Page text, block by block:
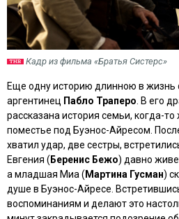
Кадр из фильма «Братья Систерс»
Еще одну историю длинною в жизнь
аргентинец Пабло Траперо . В его
рассказана история семьи, когда-
поместье под Буэнос-Айресом.
хватил удар, две сестры,
Евгения ( Беренис Бежо) давно
а младшая Миа ( Мартина Гусман)
душе в Буэнос-Айресе.
воспоминаниям и делают это